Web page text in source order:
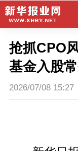
抢抓CPO
基金入股
2026/07/08 15:27